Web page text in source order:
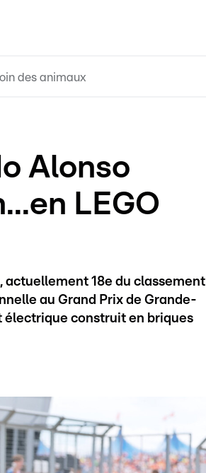
des animaux
Alonso
LEGO
actuellement 18e du classement
au Grand Prix de Grande-
électrique construit en briques